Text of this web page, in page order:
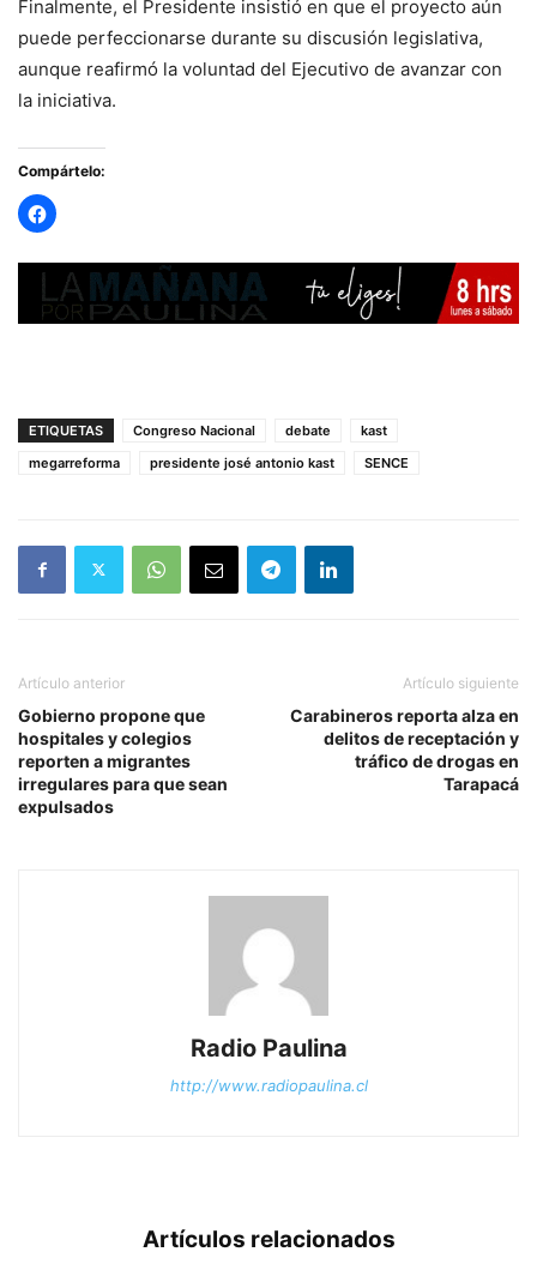
Finalmente, el Presidente insistió en que el proyecto aún
puede perfeccionarse durante su discusión legislativa,
aunque reafirmó la voluntad del Ejecutivo de avanzar con
la iniciativa.
Compártelo:
ETIQUETAS Congreso Nacional debate
kast
megarreforma
presidente josé antonio kast SENCE
Artículo anterior
Gobierno propone que
hospitales y colegios
reporten a migrantes
irregulares para que sean
expulsados
Artículo siguiente
Carabineros reporta alza en
delitos de receptación y
tráfico de drogas en
Tarapacá
Radio Paulina
http://www.radiopaulina.cl
Artículos relacionados